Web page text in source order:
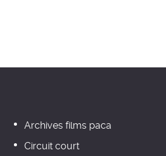
Archives films paca
Circuit court